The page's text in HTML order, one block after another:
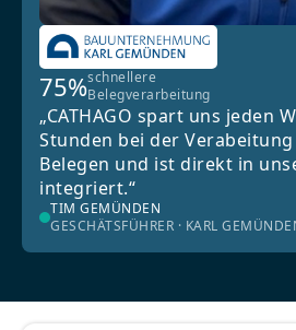
75%schnellere
Belegverarbeitung
„CATHAGO spart uns jeden
Stunden bei der
Belegen und ist direkt in
integriert.“
TIM GEMÜNDEN
GESCHÄTSFÜHRER · KARL